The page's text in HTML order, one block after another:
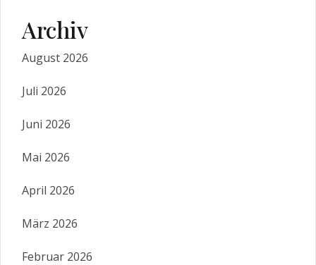
Archiv
August 2026
Juli 2026
Juni 2026
Mai 2026
April 2026
März 2026
Februar 2026